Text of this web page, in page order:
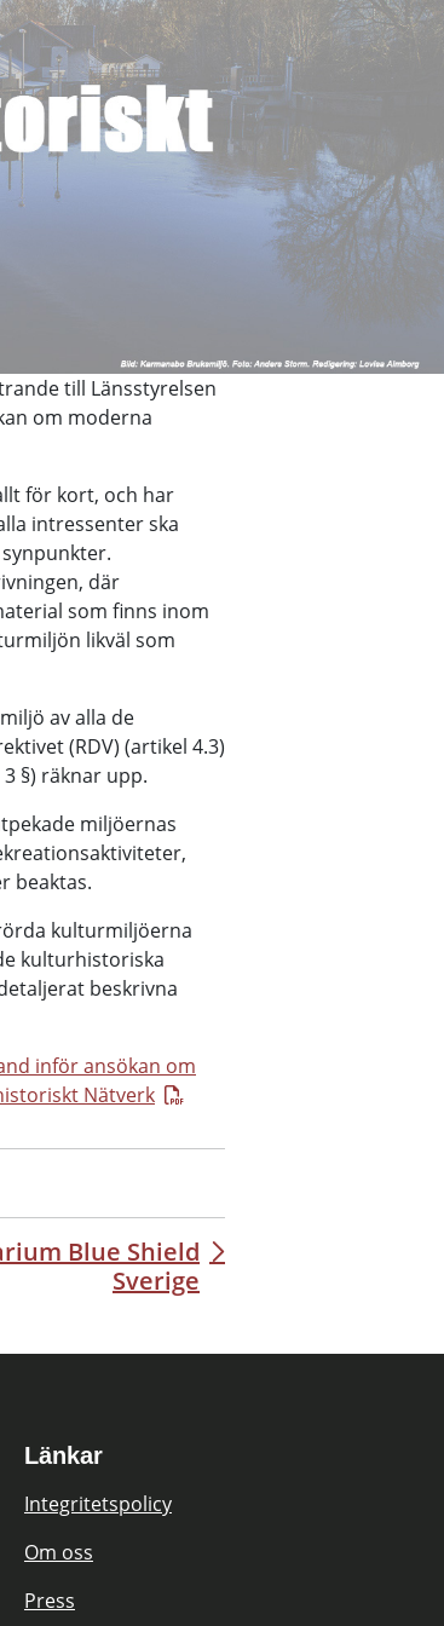
till Länsstyrelsen
om moderna
för kort, och har
intressenter ska
där
som finns inom
likväl som
av alla de
(RDV) (artikel 4.3)
§) räknar upp.
miljöernas
beaktas.
kulturmiljöerna
kulturhistoriska
beskrivna
inför ansökan om
Nätverk
Blue Shield
Sverige
Länkar
Integritetspolicy
Om oss
Press